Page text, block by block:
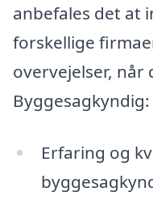
anbefales det at
forskellige
overvejelser, når
Byggesagkyndig:
Erfaring og